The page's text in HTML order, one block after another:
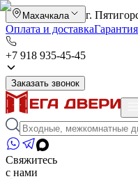
Махачкала
г.
Оплата и доставкаГарантия
+7 918 935-45-45
Заказать звонок
Свяжитесь
с нами